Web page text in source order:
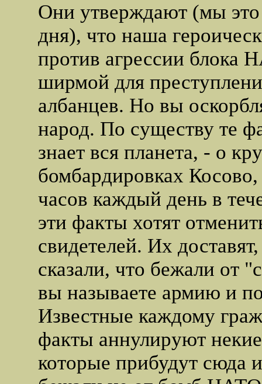
Они утверждают (мы
дня), что наша
против агрессии блока
ширмой для
албанцев. Но вы
народ. По существу те
знает вся планета, - о
бомбардировках
часов каждый день в
эти факты хотят
свидетелей. Их
сказали, что бежали от
вы называете армию и
Известные каждому
факты аннулируют
которые прибудут сюда